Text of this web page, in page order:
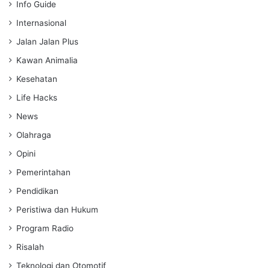
Info Guide
Internasional
Jalan Jalan Plus
Kawan Animalia
Kesehatan
Life Hacks
News
Olahraga
Opini
Pemerintahan
Pendidikan
Peristiwa dan Hukum
Program Radio
Risalah
Teknologi dan Otomotif